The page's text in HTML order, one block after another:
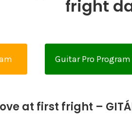
fright
Guitar Pro
at first fright – GITÁR